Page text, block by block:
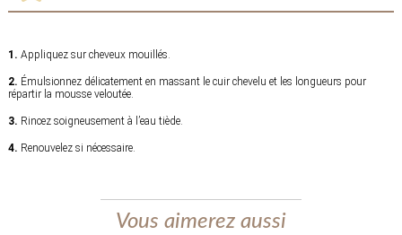
1. Appliquez sur cheveux mouillés.
2. Émulsionnez délicatement en massant le cuir chevelu et les longueurs pour
répartir la mousse veloutée.
3. Rincez soigneusement à l’eau tiède.
4. Renouvelez si nécessaire.
Vous aimerez aussi